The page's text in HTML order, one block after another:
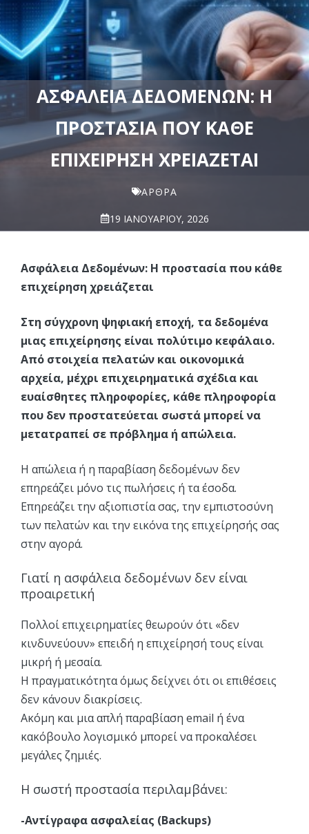
ΑΣΦΆΛΕΙΑ ΔΕΔΟΜΈΝΩΝ: Η
ΠΡΟΣΤΑΣΊΑ ΠΟΥ ΚΆΘΕ
ΕΠΙΧΕΊΡΗΣΗ ΧΡΕΙΆΖΕΤΑΙ
ΆΡΘΡΑ
19 ΙΑΝΟΥΑΡΊΟΥ, 2026
Ασφάλεια Δεδομένων: Η προστασία που κάθε
επιχείρηση χρειάζεται
Στη σύγχρονη ψηφιακή εποχή, τα δεδομένα
μιας επιχείρησης είναι πολύτιμο κεφάλαιο.
Από στοιχεία πελατών και οικονομικά
αρχεία, μέχρι επιχειρηματικά σχέδια και
ευαίσθητες πληροφορίες, κάθε πληροφορία
που δεν προστατεύεται σωστά μπορεί να
μετατραπεί σε πρόβλημα ή απώλεια.
Η απώλεια ή η παραβίαση δεδομένων δεν
επηρεάζει μόνο τις πωλήσεις ή τα έσοδα.
Επηρεάζει την αξιοπιστία σας, την εμπιστοσύνη
των πελατών και την εικόνα της επιχείρησής σας
στην αγορά.
Γιατί η ασφάλεια δεδομένων δεν είναι
προαιρετική
Πολλοί επιχειρηματίες θεωρούν ότι «δεν
κινδυνεύουν» επειδή η επιχείρησή τους είναι
μικρή ή μεσαία.
Η πραγματικότητα όμως δείχνει ότι οι επιθέσεις
δεν κάνουν διακρίσεις.
Ακόμη και μια απλή παραβίαση email ή ένα
κακόβουλο λογισμικό μπορεί να προκαλέσει
μεγάλες ζημιές.
Η σωστή προστασία περιλαμβάνει:
-Αντίγραφα ασφαλείας (Backups)